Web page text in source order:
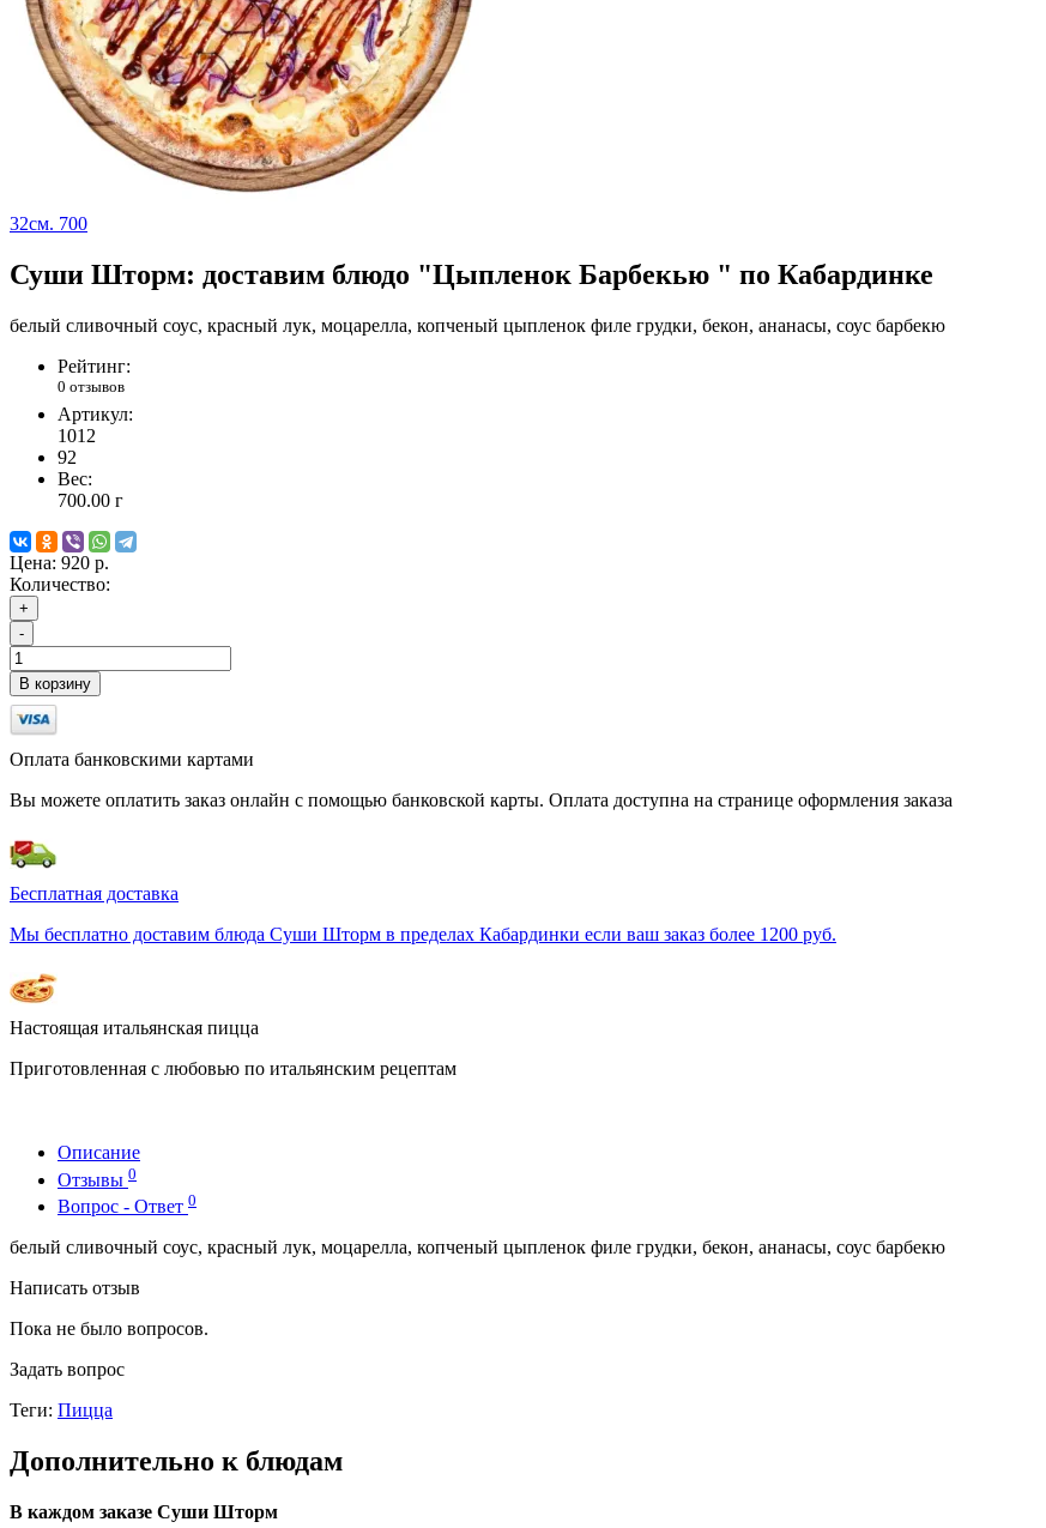
32см. 700
Суши Шторм: доставим блюдо "Цыпленок Барбекью " по Кабардинке
белый сливочный соус, красный лук, моцарелла, копченый цыпленок филе грудки, бекон, ананасы, соус барбекю
Рейтинг:
0 отзывов
Артикул:
1012
92
Вес:
700.00 г
Цена: 920 р.
Количество:
+
-
В корзину
Оплата банковскими картами
Вы можете оплатить заказ онлайн с помощью банковской карты. Оплата доступна на странице оформления заказа
Бесплатная доставка
Мы бесплатно доставим блюда Суши Шторм в пределах Кабардинки если ваш заказ более 1200 руб.
Настоящая итальянская пицца
Приготовленная с любовью по итальянским рецептам
Описание
Отзывы 0
Вопрос - Ответ 0
белый сливочный соус, красный лук, моцарелла, копченый цыпленок филе грудки, бекон, ананасы, соус барбекю
Написать отзыв
Пока не было вопросов.
Задать вопрос
Теги: Пицца
Дополнительно к блюдам
В каждом заказе Суши Шторм